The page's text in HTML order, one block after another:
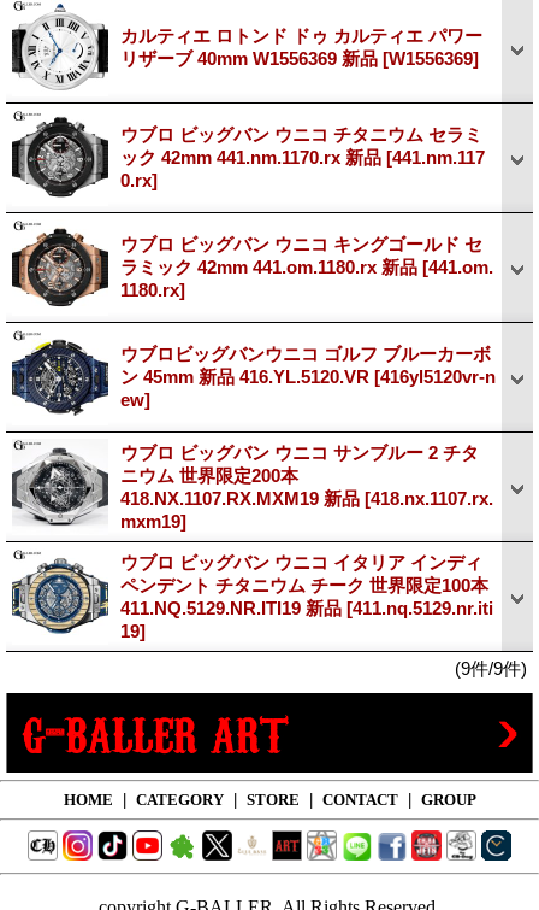
カルティエ ロトンド ドゥ カルティエ パワー
リザーブ 40mm W1556369 新品 [W1556369]
ウブロ ビッグバン ウニコ チタニウム セラミ
ック 42mm 441.nm.1170.rx 新品 [441.nm.117
0.rx]
ウブロ ビッグバン ウニコ キングゴールド セ
ラミック 42mm 441.om.1180.rx 新品 [441.om.
1180.rx]
ウブロビッグバンウニコ ゴルフ ブルーカーボ
ン 45mm 新品 416.YL.5120.VR [416yl5120vr-n
ew]
ウブロ ビッグバン ウニコ サンブルー 2 チタ
ニウム 世界限定200本
418.NX.1107.RX.MXM19 新品 [418.nx.1107.rx.
mxm19]
ウブロ ビッグバン ウニコ イタリア インディ
ペンデント チタニウム チーク 世界限定100本
411.NQ.5129.NR.ITI19 新品 [411.nq.5129.nr.iti
19]
(9件/9件)
HOME | CATEGORY | STORE | CONTACT | GROUP